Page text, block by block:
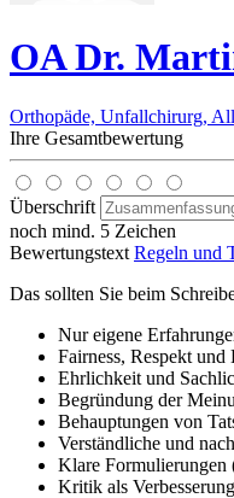
OA Dr.
Orthopäde, Unfallchirurg,
Ihre Gesamtbewertung
Überschrift
noch mind. 5 Zeichen
Bewertungstext Regeln und
Das sollten Sie beim
Nur eigene
Fairness, Respekt
Ehrlichkeit und
Begründung der
Behauptungen von
Verständliche und
Klare Formulierungen
Kritik als